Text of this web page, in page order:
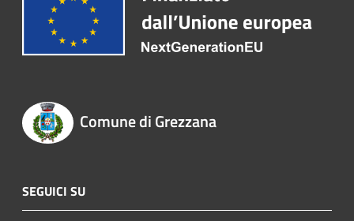
Comune di Grezzana
SEGUICI SU